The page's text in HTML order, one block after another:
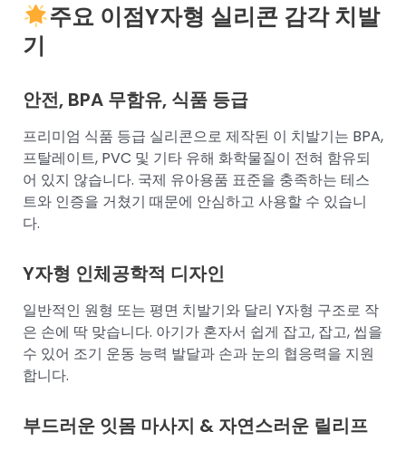
주요 이점Y자형 실리콘 감각 치발
기
안전, BPA 무함유, 식품 등급
프리미엄 식품 등급 실리콘으로 제작된 이 치발기는 BPA,
프탈레이트, PVC 및 기타 유해 화학물질이 전혀 함유되
어 있지 않습니다. 국제 유아용품 표준을 충족하는 테스
트와 인증을 거쳤기 때문에 안심하고 사용할 수 있습니
다.
Y자형 인체공학적 디자인
일반적인 원형 또는 평면 치발기와 달리 Y자형 구조로 작
은 손에 딱 맞습니다. 아기가 혼자서 쉽게 잡고, 잡고, 씹을
수 있어 조기 운동 능력 발달과 손과 눈의 협응력을 지원
합니다.
부드러운 잇몸 마사지 & 자연스러운 릴리프